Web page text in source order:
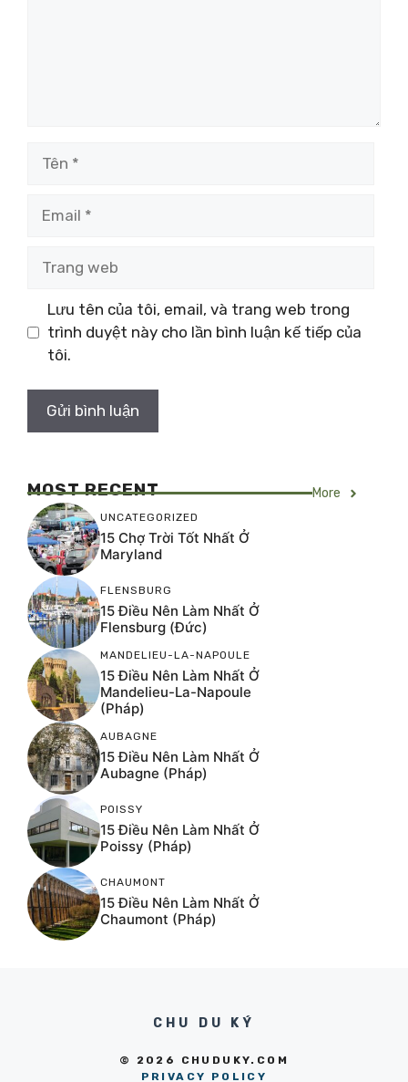
web
Lưu tên của tôi, email, và trang web trong
trình duyệt này cho lần bình luận kế tiếp của
tôi.
MOST RECENT More
UNCATEGORIZED
15 Chợ Trời Tốt Nhất Ở
Maryland
FLENSBURG
15 Điều Nên Làm Nhất Ở
Flensburg (Đức)
MANDELIEU-LA-NAPOULE
15 Điều Nên Làm Nhất Ở
Mandelieu-La-Napoule
(Pháp)
AUBAGNE
15 Điều Nên Làm Nhất Ở
Aubagne (Pháp)
POISSY
15 Điều Nên Làm Nhất Ở
Poissy (Pháp)
CHAUMONT
15 Điều Nên Làm Nhất Ở
Chaumont (Pháp)
CHU DU KÝ
© 2026 CHUDUKY.COM
PRIVACY POLICY